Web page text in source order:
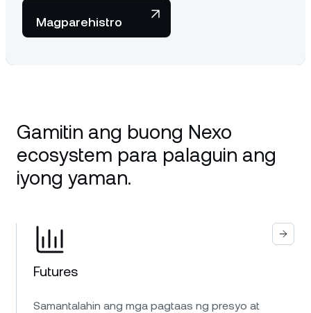
Magparehistro
Gamitin ang buong Nexo
ecosystem para palaguin ang
iyong yaman.
Futures
Samantalahin ang mga pagtaas ng presyo at